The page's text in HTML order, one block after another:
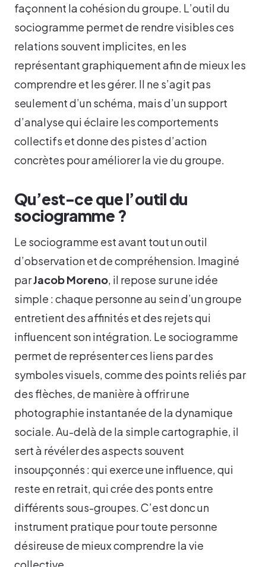
façonnent la cohésion du groupe. L’outil du
sociogramme permet de rendre visibles ces
relations souvent implicites, en les
représentant graphiquement afin de mieux les
comprendre et les gérer. Il ne s’agit pas
seulement d’un schéma, mais d’un support
d’analyse qui éclaire les comportements
collectifs et donne des pistes d’action
concrètes pour améliorer la vie du groupe.
Qu’est-ce que l’outil du
sociogramme ?
Le sociogramme est avant tout un outil
d’observation et de compréhension. Imaginé
parJacob Moreno, il repose sur une idée
simple : chaque personne au sein d’un groupe
entretient des affinités et des rejets qui
influencent son intégration. Le sociogramme
permet de représenter ces liens par des
symboles visuels, comme des points reliés par
des flèches, de manière à offrir une
photographie instantanée de la dynamique
sociale. Au-delà de la simple cartographie, il
sert à révéler des aspects souvent
insoupçonnés : qui exerce une influence, qui
reste en retrait, qui crée des ponts entre
différents sous-groupes. C’est donc un
instrument pratique pour toute personne
désireuse de mieux comprendre la vie
collective.